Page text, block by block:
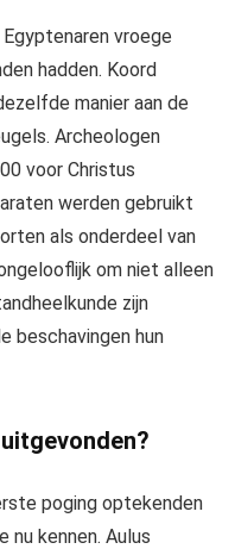
vroege
hadden. Koord
manier aan de
Archeologen
voor Christus
werden gebruikt
als onderdeel van
om niet alleen
zijn
beschavingen hun
poging optekenden
nu kennen. Aulus